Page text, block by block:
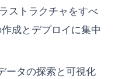
ストラクチャをすべ
成とデプロイに集中
ータの探索と可視化